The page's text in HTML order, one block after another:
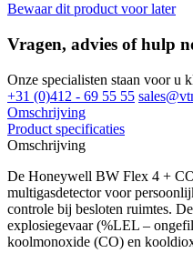
Bewaar dit product voor later
Vragen, advies of hulp
Onze specialisten staan voor u
+31 (0)412 - 69 55 55
Omschrijving
Product specificaties
Omschrijving
De Honeywell BW Flex 4 +
multigasdetector voor
controle bij besloten ruimtes.
explosiegevaar (%LEL –
koolmonoxide (CO) en